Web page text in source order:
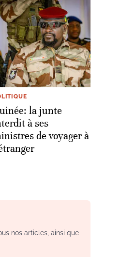
la junte
à ses
de voyager à
nos articles, ainsi que